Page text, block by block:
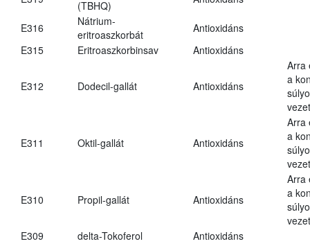
(TBHQ)
E316
Nátrium-
eritroaszkorbát
Antioxidáns
E315
Eritroaszkorbinsav Antioxidáns
E312 Dodecil-gallát Antioxidáns
Arra
a
E311 Oktil-gallát Antioxidáns
Arra
a
E310 Propil-gallát Antioxidáns
Arra
a
E309
delta-Tokoferol
Antioxidáns